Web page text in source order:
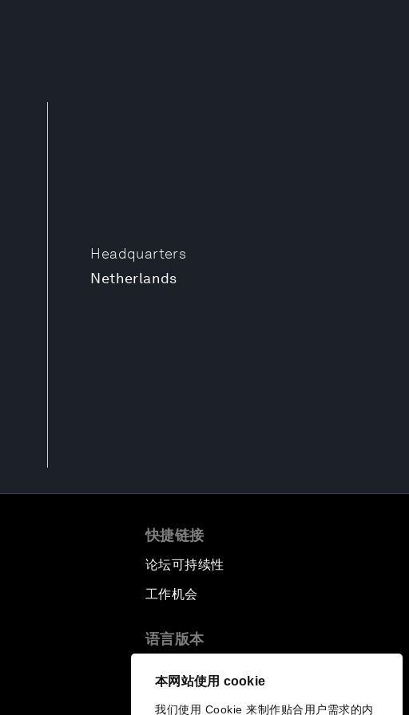
本网站使用 cookie
我们使用 Cookie 来制作贴合用户需求的内
Headquarters
Netherlands
快捷链接
论坛可持续性
工作机会
语言版本